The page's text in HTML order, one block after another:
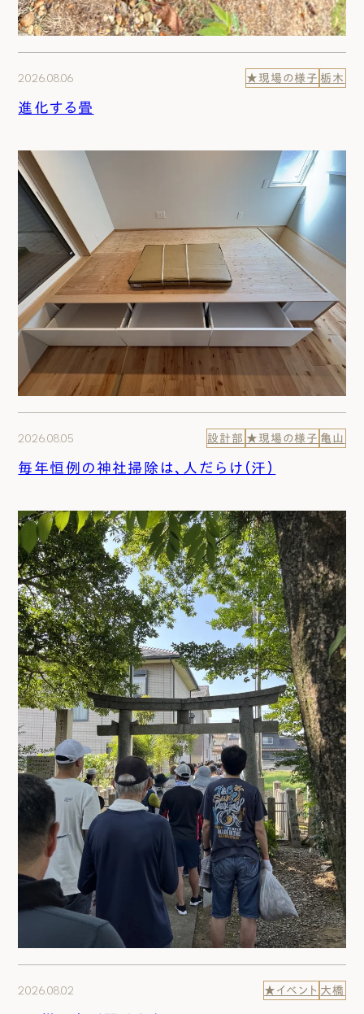
2026.08.06 ★現場の様子 栃木
進化する畳
2026.08.05 設計部 ★現場の様子 亀山
毎年恒例の神社掃除は、人だらけ（汗）
2026.08.02 ★イベント 大橋